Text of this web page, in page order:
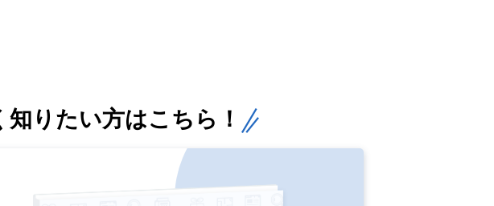
りたい方はこちら！